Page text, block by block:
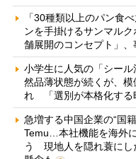
「30種類以上のパン食
ンを手掛けるサンマル
舗展開のコンセプト」
小学生に人気の「シー
然品薄状態が続くが、
れ 「選別が本格化する
急増する中国企業の“国
Temu…本社機能を海外
う 現地人を隠れ蓑にし